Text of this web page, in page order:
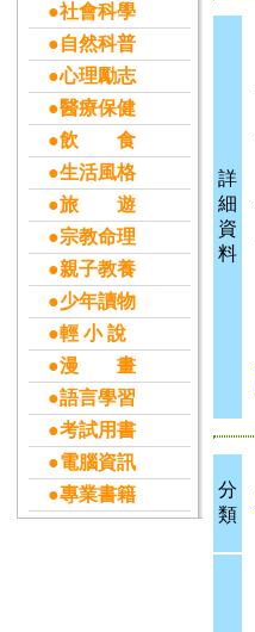
●社會科學
●自然科普
●心理勵志
●醫療保健
●飲 食
●生活風格
●旅 遊
●宗教命理
●親子教養
●少年讀物
●輕 小 說
●漫 畫
●語言學習
●考試用書
●電腦資訊
●專業書籍
詳
細
資
料
分
類